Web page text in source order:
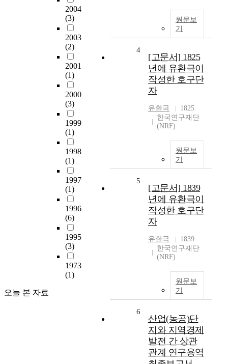
2004
(3)
2003
(2)
2001
(1)
2000
(3)
1999
(1)
1998
(1)
1997
(1)
1996
(6)
1995
(3)
1973
(1)
오늘 본 자료
원문보
기
4
[고문서] 1825
년에 유환극이
작성한 호구단
자
유환극
1825
한국연구재단
(NRF)
원문보
기
5
[고문서] 1839
년에 유환극이
작성한 호구단
자
유환극
1839
한국연구재단
(NRF)
원문보
기
6
산업(농공)단
지와 지역경제
발전 간 상관
관계 연구용역